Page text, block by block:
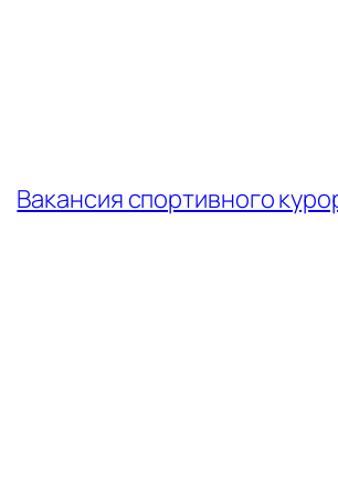
Вакансия спортивного